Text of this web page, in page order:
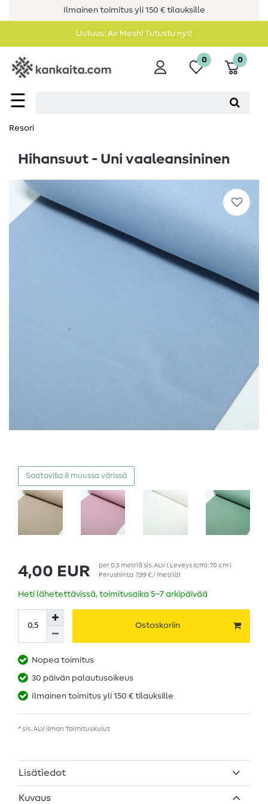
Ilmainen toimitus yli 150 € tilauksille
Uutuus: Air Mesh! Tutustu nyt!
☰
0 0
Resori
Hihansuut - Uni vaaleansininen
Saatavilla 8 muussa värissä
4,00 EUR per0,5 metriäsis. ALV( Leveys (cm): 70 cm |
Perushinta 7,99 € / metriä)
Heti lähetettävissä, toimitusaika 5–7 arkipäivää
Ostoskoriin
Nopea toimitus
30 päivän palautusoikeus
Ilmainen toimitus yli 150 € tilauksille
* sis. ALV ilman Toimituskulut
Lisätiedot
Kuvaus